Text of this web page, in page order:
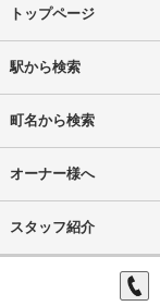
トップページ
駅から検索
町名から検索
オーナー様へ
スタッフ紹介